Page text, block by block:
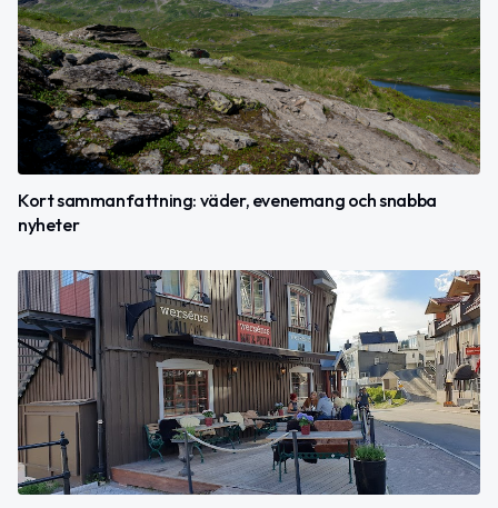
Kort sammanfattning: väder, evenemang och snabba
nyheter